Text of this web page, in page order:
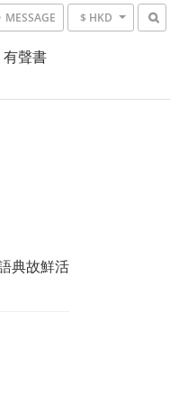
MESSAGE $ HKD
有聲書
典故鮮活